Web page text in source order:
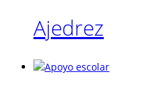
Ajedrez